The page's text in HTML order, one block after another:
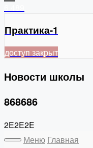
Практика-1
доступ закрыт
Новости школы
868686
2E2E2E
Меню Главная